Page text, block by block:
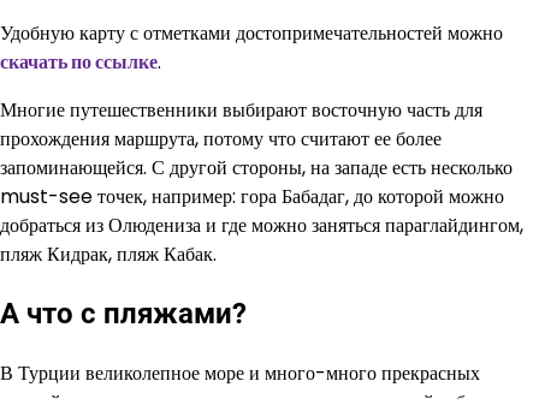
Удобную карту с отметками достопримечательностей можно
скачать по ссылке.
Многие путешественники выбирают восточную часть для
прохождения маршрута, потому что считают ее более
запоминающейся. С другой стороны, на западе есть несколько
must-see точек, например: гора Бабадаг, до которой можно
добраться из Олюдениза и где можно заняться параглайдингом,
пляж Кидрак, пляж Кабак.
А что с пляжами?
В Турции великолепное море и много-много прекрасных